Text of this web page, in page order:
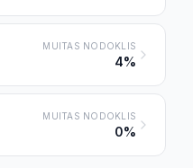
MUITAS NODOKLIS
4%
MUITAS NODOKLIS
0%